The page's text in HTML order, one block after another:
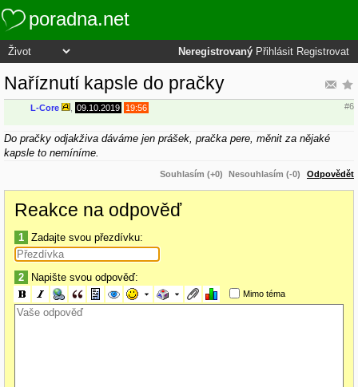
poradna.net
Neregistrovaný Přihlásit Registrovat
Naříznutí kapsle do pračky
L-Core 09.10.2019 19:56 #6
Do pračky odjakživa dáváme jen prášek, pračka pere, měnit za nějaké
kapsle to nemíníme.
Souhlasím (+0) Nesouhlasím (-0) Odpovědět
Reakce na odpověď
1 Zadajte svou přezdívku:
2 Napište svou odpověď:
Mimo téma